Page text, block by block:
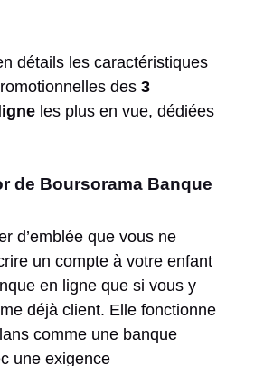
détails les caractéristiques
des 3
les plus en vue, dédiées
de Boursorama Banque
d’emblée que vous ne
un compte à votre enfant
en ligne que si vous y
déjà client. Elle fonctionne
comme une banque
une exigence